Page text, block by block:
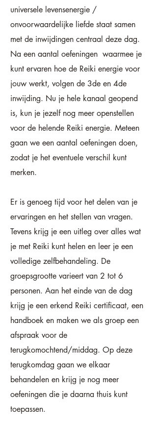
universele levensenergie /
onvoorwaardelijke liefde staat samen
met de inwijdingen centraal deze dag.
Na een aantal oefeningen waarmee je
kunt ervaren hoe de Reiki energie voor
jouw werkt, volgen de 3de en 4de
inwijding. Nu je hele kanaal geopend
is, kun je jezelf nog meer openstellen
voor de helende Reiki energie. Meteen
gaan we een aantal oefeningen doen,
zodat je het eventuele verschil kunt
merken.
Er is genoeg tijd voor het delen van je
ervaringen en het stellen van vragen.
Tevens krijg je een uitleg over alles wat
je met Reiki kunt helen en leer je een
volledige zelfbehandeling. De
groepsgrootte varieert van 2 tot 6
personen. Aan het einde van de dag
krijg je een erkend Reiki certificaat, een
handboek en maken we als groep een
afspraak voor de
terugkomochtend/middag. Op deze
terugkomdag gaan we elkaar
behandelen en krijg je nog meer
oefeningen die je daarna thuis kunt
toepassen.